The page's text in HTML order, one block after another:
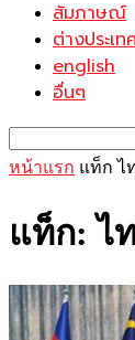
สัมภาษณ์
ต่างประเท
english
อื่นๆ
หน้าแรก แท็ก ไ
แท็ก: ไ